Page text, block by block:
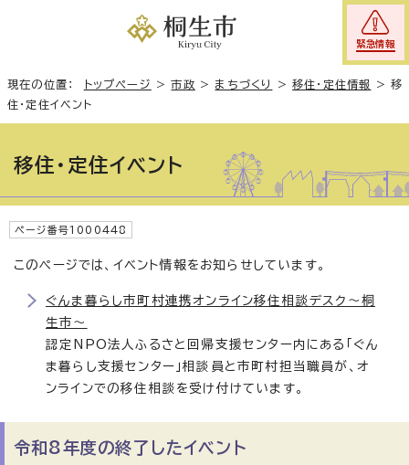
緊急情報
現在の位置： トップページ >市政 > まちづくり >移住・定住情報 >移
住・定住イベント
移住・定住イベント
ページ番号1000448
このページでは、イベント情報をお知らせしています。
ぐんま暮らし市町村連携オンライン移住相談デスク～桐
生市～
認定NPO法人ふるさと回帰支援センター内にある「ぐん
ま暮らし支援センター」相談員と市町村担当職員が、オ
ンラインでの移住相談を受け付けています。
令和8年度の終了したイベント